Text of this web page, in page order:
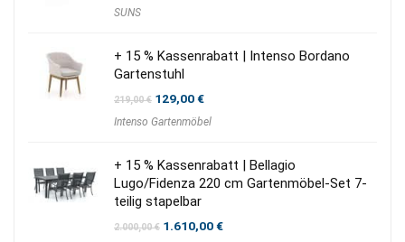
SUNS
+ 15 % Kassenrabatt | Intenso Bordano
Gartenstuhl
219,00€ Ursprünglicher
war:
129,00€Aktueller
ist:
Intenso Gartenmöbel
+ 15 % Kassenrabatt | Bellagio
Lugo/Fidenza 220 cm Gartenmöbel-Set 7-
teilig stapelbar
2.000,00€ Ursprünglicher
1.610,00€Aktueller